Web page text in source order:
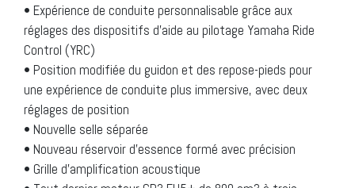
• Expérience de conduite personnalisable grâce aux
réglages des dispositifs d’aide au pilotage Yamaha Ride
Control (YRC)
• Position modifiée du guidon et des repose-pieds pour
une expérience de conduite plus immersive, avec deux
réglages de position
• Nouvelle selle séparée
• Nouveau réservoir d’essence formé avec précision
• Grille d’amplification acoustique